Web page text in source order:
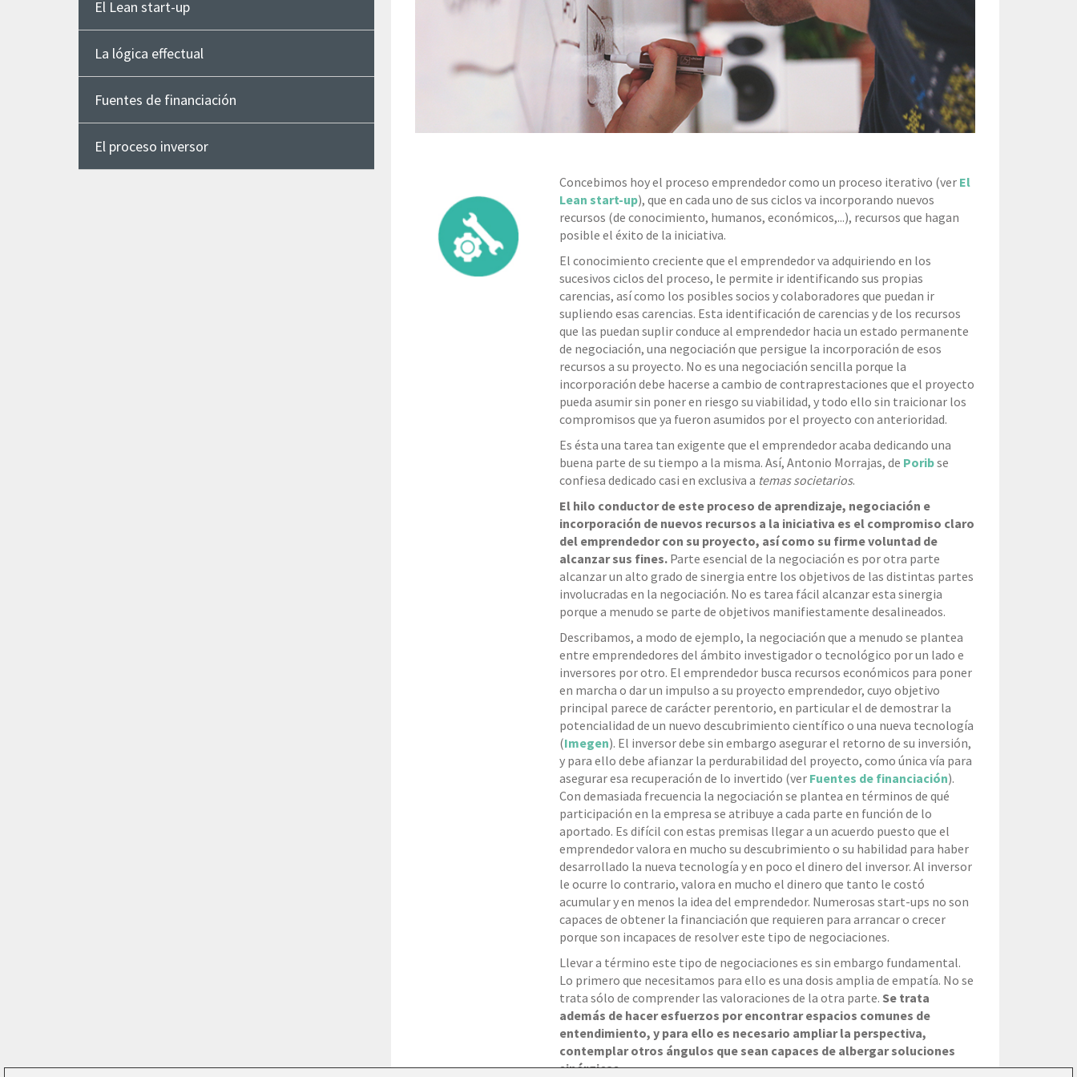
El Lean start-up
La lógica effectual
Fuentes de financiación
El proceso inversor
Concebimos hoy el proceso emprendedor como un proceso iterativo (ver El
Lean start-up), que en cada uno de sus ciclos va incorporando nuevos
recursos (de conocimiento, humanos, económicos,...), recursos que hagan
posible el éxito de la iniciativa.
El conocimiento creciente que el emprendedor va adquiriendo en los
sucesivos ciclos del proceso, le permite ir identificando sus propias
carencias, así como los posibles socios y colaboradores que puedan ir
supliendo esas carencias. Esta identificación de carencias y de los recursos
que las puedan suplir conduce al emprendedor hacia un estado permanente
de negociación, una negociación que persigue la incorporación de esos
recursos a su proyecto. No es una negociación sencilla porque la
incorporación debe hacerse a cambio de contraprestaciones que el proyecto
pueda asumir sin poner en riesgo su viabilidad, y todo ello sin traicionar los
compromisos que ya fueron asumidos por el proyecto con anterioridad.
Es ésta una tarea tan exigente que el emprendedor acaba dedicando una
buena parte de su tiempo a la misma. Así, Antonio Morrajas, de Poribse
confiesa dedicado casi en exclusiva a temas societarios.
El hilo conductor de este proceso de aprendizaje, negociación e
incorporación de nuevos recursos a la iniciativa es el compromiso claro
del emprendedor con su proyecto, así como su firme voluntad de
alcanzar sus fines.Parte esencial de la negociación es por otra parte
alcanzar un alto grado de sinergia entre los objetivos de las distintas partes
involucradas en la negociación. No es tarea fácil alcanzar esta sinergia
porque a menudo se parte de objetivos manifiestamente desalineados.
Describamos, a modo de ejemplo, la negociación que a menudo se plantea
entre emprendedores del ámbito investigador o tecnológico por un lado e
inversores por otro. El emprendedor busca recursos económicos para poner
en marcha o dar un impulso a su proyecto emprendedor, cuyo objetivo
principal parece de carácter perentorio, en particular el de demostrar la
potencialidad de un nuevo descubrimiento científico o una nueva tecnología
(Imegen). El inversor debe sin embargo asegurar el retorno de su inversión,
y para ello debe afianzar la perdurabilidad del proyecto, como única vía para
asegurar esa recuperación de lo invertido (ver Fuentes de financiación).
Con demasiada frecuencia la negociación se plantea en términos de qué
participación en la empresa se atribuye a cada parte en función de lo
aportado. Es difícil con estas premisas llegar a un acuerdo puesto que el
emprendedor valora en mucho su descubrimiento o su habilidad para haber
desarrollado la nueva tecnología y en poco el dinero del inversor. Al inversor
le ocurre lo contrario, valora en mucho el dinero que tanto le costó
acumular y en menos la idea del emprendedor. Numerosas start-ups no son
capaces de obtener la financiación que requieren para arrancar o crecer
porque son incapaces de resolver este tipo de negociaciones.
Llevar a término este tipo de negociaciones es sin embargo fundamental.
Lo primero que necesitamos para ello es una dosis amplia de empatía. No se
trata sólo de comprender las valoraciones de la otra parte. Se trata
además de hacer esfuerzos por encontrar espacios comunes de
entendimiento, y para ello es necesario ampliar la perspectiva,
contemplar otros ángulos que sean capaces de albergar soluciones
sinérgicas.